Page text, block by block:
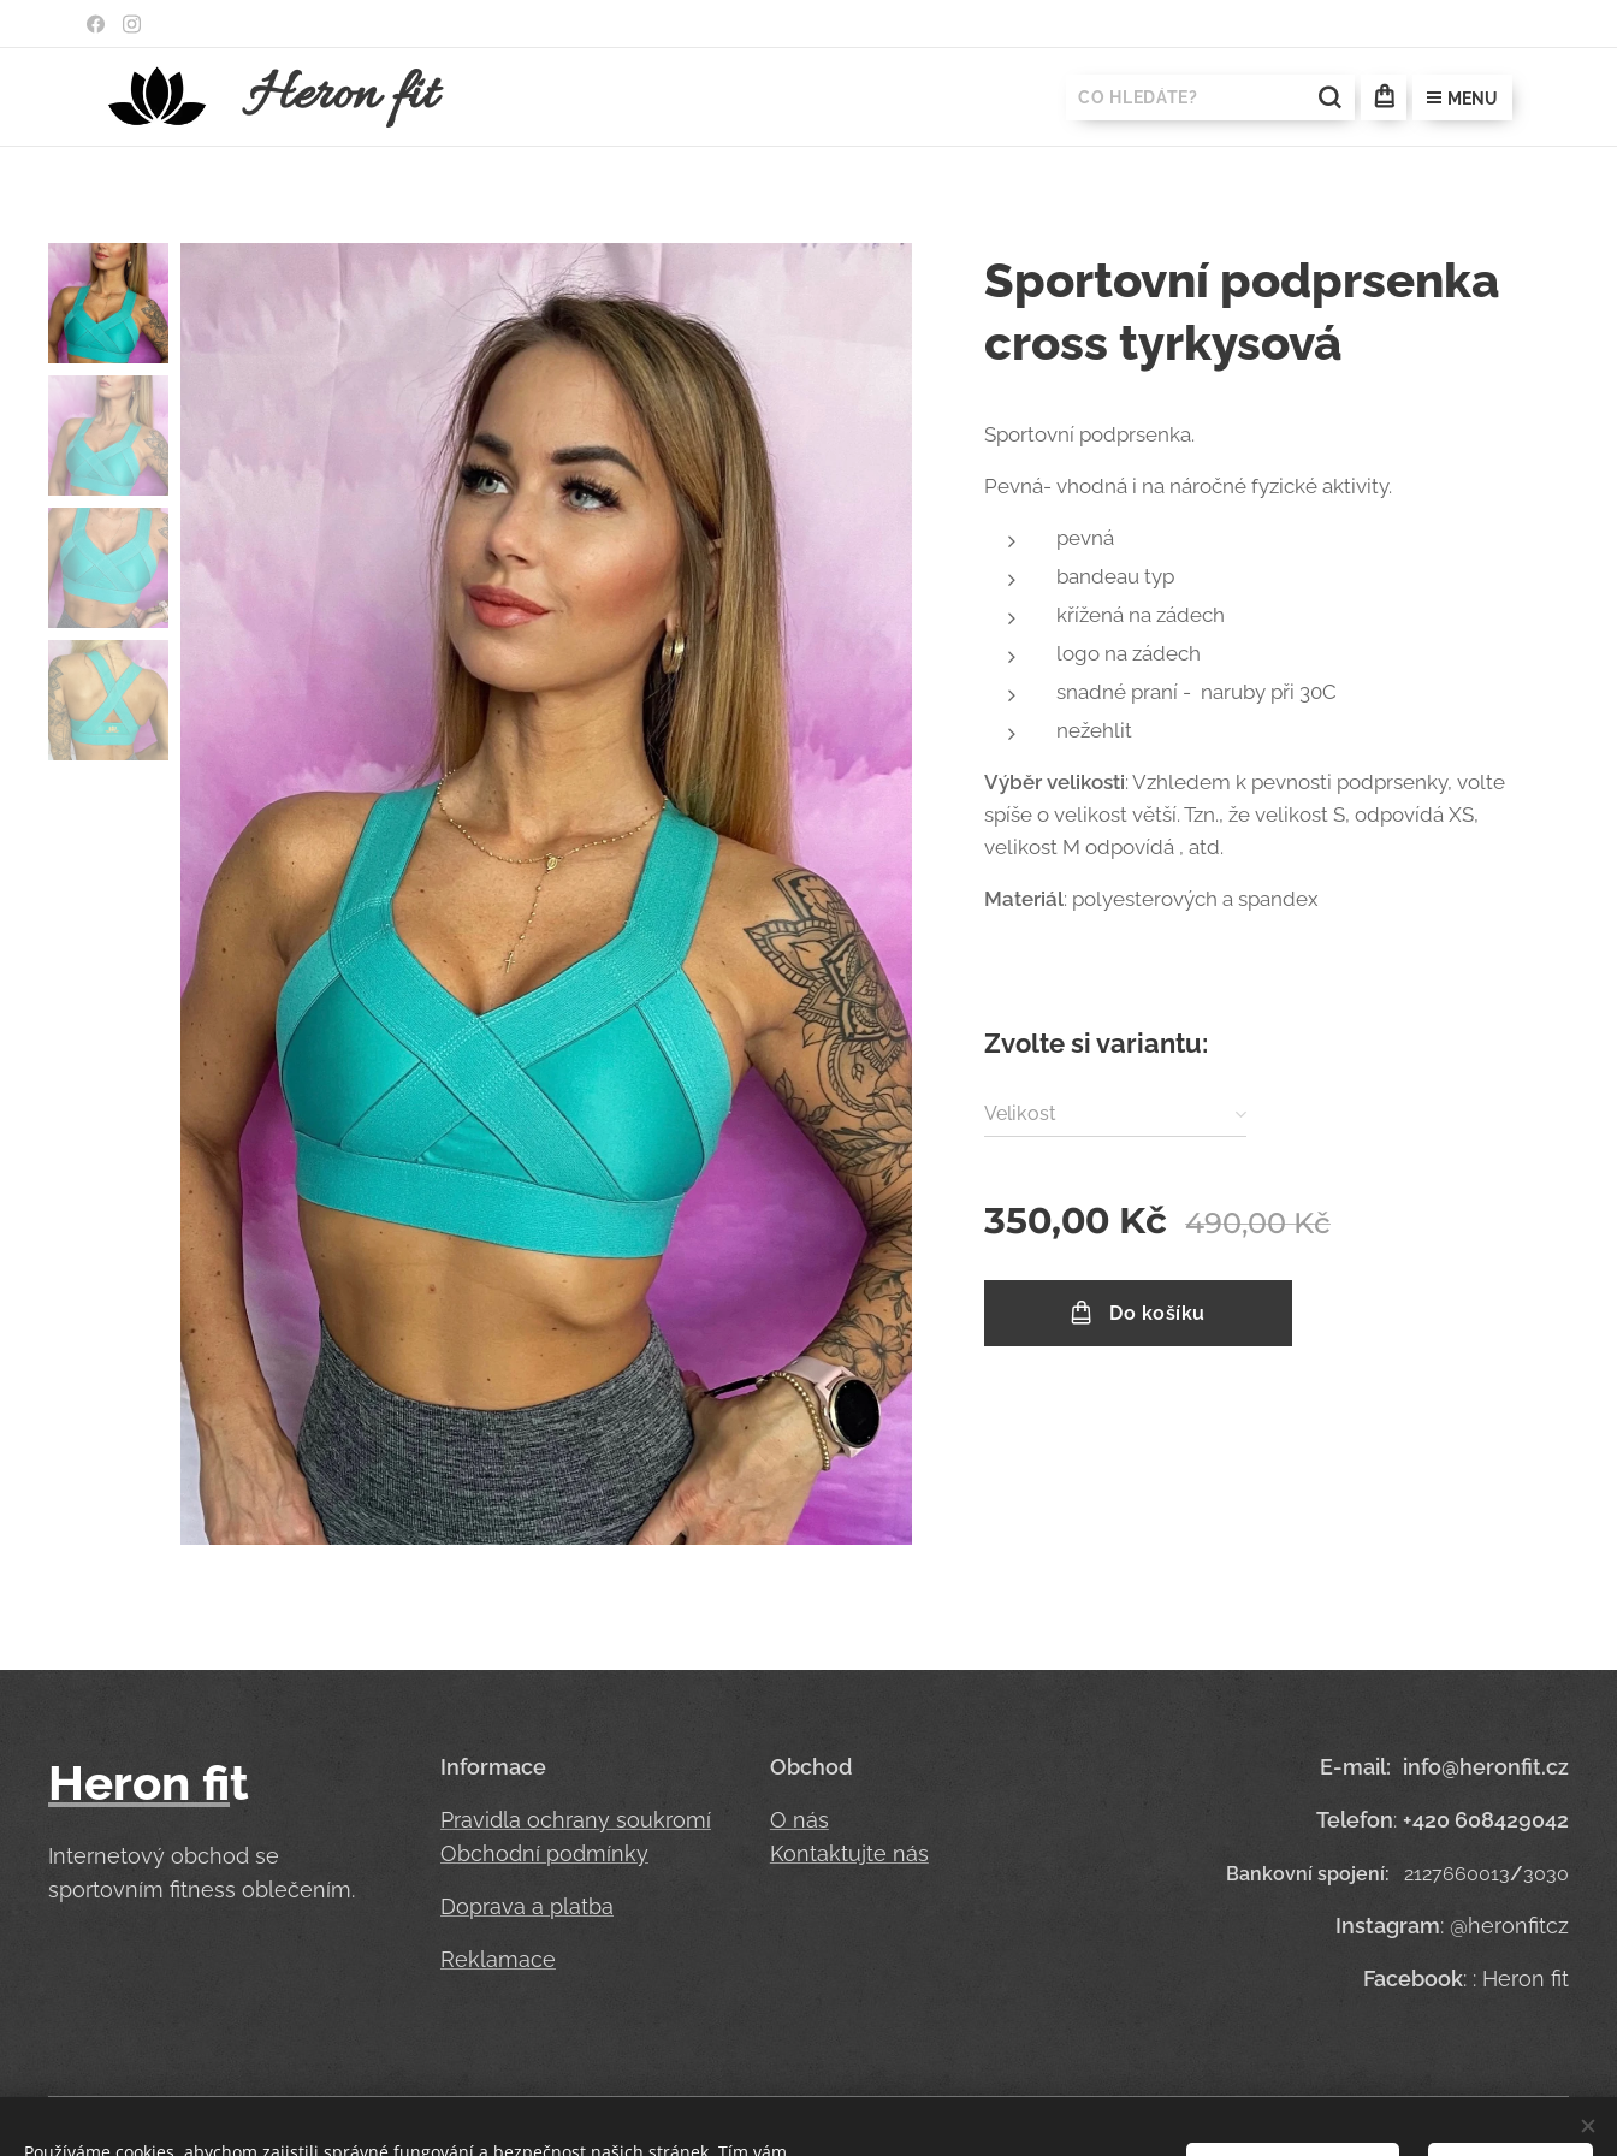
Heronfit MENU
Sportovní podprsenka
cross tyrkysová
Sportovní podprsenka.
Pevná- vhodná i na náročné fyzické aktivity.
pevná
bandeau typ
křížená na zádech
logo na zádech
snadné praní - naruby při 30C
nežehlit
Výběr velikosti: Vzhledem k pevnosti podprsenky, volte
spíše o velikost větší. Tzn., že velikost S, odpovídá XS,
velikost M odpovídá , atd.
Materiál: polyesterových a spandex
Zvolte si variantu:
Velikost
350,00 Kč 490,00Kč
Do košíku
Heron fit
Internetový obchod se
sportovním fitness oblečením.
Informace
Pravidla ochrany soukromí
Obchodní podmínky
Doprava a platba
Reklamace
Obchod
O nás
Kontaktujte nás
E-mail: info@heronfit.cz
Telefon: +420 608429042
Bankovní spojení: 2127660013/3030
Instagram: @heronfitcz
Facebook: : Heron fit